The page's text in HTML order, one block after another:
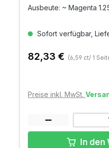
Ausbeute: ~ Magenta
Sofort verfügbar,
82,33 € (6,59 ct/ 1
Preise inkl. MwSt.
In den